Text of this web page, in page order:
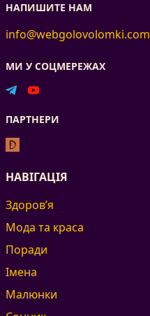
НАПИШИТЕ НАМ
info@webgolovolomki.com
МИ У СОЦМЕРЕЖАХ
ПАРТНЕРИ
НАВІГАЦІЯ
Здоров’я
Мода та краса
Поради
Імена
Малюнки